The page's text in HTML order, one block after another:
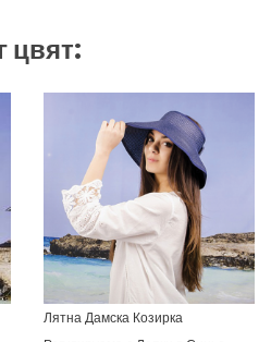
цвят:
Лятна Дамска Козирка